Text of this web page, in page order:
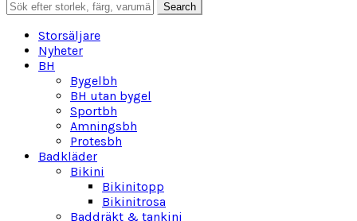
Search
for:
Search
Storsäljare
Nyheter
BH
Bygelbh
BH utan bygel
Sportbh
Amningsbh
Protesbh
Badkläder
Bikini
Bikinitopp
Bikinitrosa
Baddräkt & tankini